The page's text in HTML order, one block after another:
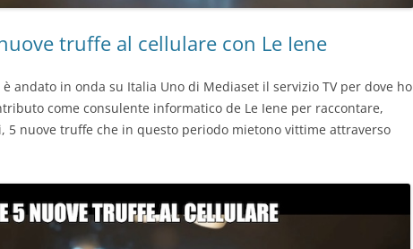
truffe al cellulare con Le Iene
andato in onda su Italia Uno di Mediaset il servizio TV per dove ho
come consulente informatico de Le Iene per raccontare,
5 nuove truffe che in questo periodo mietono vittime attraverso